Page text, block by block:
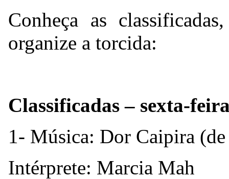
Conheça as
organize a torcida:
Classificadas – sexta-
1- Música: Dor Caipira
Intérprete: Marcia Mah